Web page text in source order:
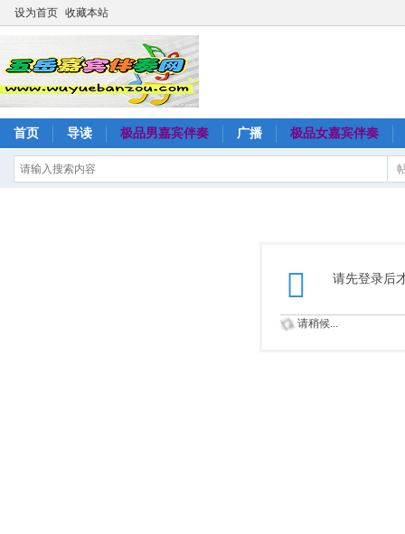
设为首页 收藏本站
首页 导读 极品男嘉宾伴奏 广播 极品女嘉宾伴奏
请先登录后
请稍候...